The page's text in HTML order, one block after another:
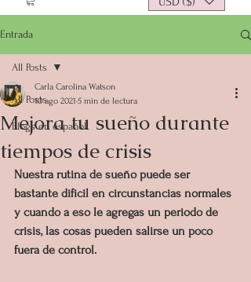
Entrada
All Posts
Blogs en español
All Posts
Mejora tu sueño durante
tiempos de crisis
Carla Carolina Watson
10 ago 2021 5 min de lectura
Nuestra rutina de sueño puede ser
bastante dificil en circunstancias normales
y cuando a eso le agregas un periodo de
crisis, las cosas pueden salirse un poco
fuera de control.